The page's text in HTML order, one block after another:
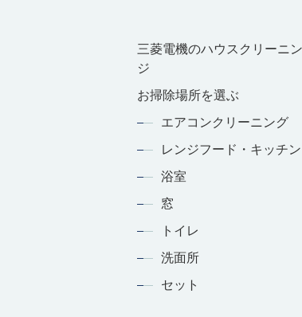
三菱電機のハウスクリーニ
ジ
お掃除場所を選ぶ
エアコンクリーニング
レンジフード・キッチン
浴室
窓
トイレ
洗面所
セット